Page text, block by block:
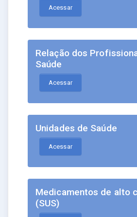
Acessar
Relação dos
Saúde
Acessar
Unidades de Saúde
Acessar
Medicamentos de alto
(SUS)